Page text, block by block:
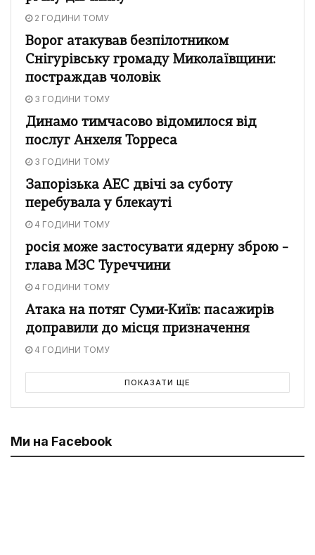
2 ГОДИНИ ТОМУ
Ворог атакував безпілотником
Снігурівську громаду Миколаївщини:
постраждав чоловік
3 ГОДИНИ ТОМУ
Динамо тимчасово відомилося від
послуг Анхеля Торреса
3 ГОДИНИ ТОМУ
Запорізька АЕС двічі за суботу
перебувала у блекауті
4 ГОДИНИ ТОМУ
росія може застосувати ядерну зброю –
глава МЗС Туреччини
4 ГОДИНИ ТОМУ
Атака на потяг Суми-Київ: пасажирів
доправили до місця призначення
4 ГОДИНИ ТОМУ
ПОКАЗАТИ ЩЕ
Ми на Facebook